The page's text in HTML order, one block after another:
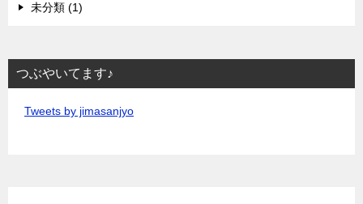
未分類 (1)
つぶやいてます♪
Tweets by jimasanjyo